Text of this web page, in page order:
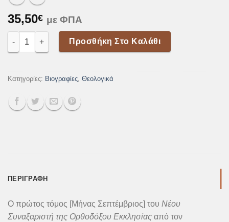
35,50€ με ΦΠΑ
Νέος Συναξαριστής της Ορθοδόξου Εκκλησίας, Τόμος Α’
Προσθήκη Στο Καλάθι
Κατηγορίες: Βιογραφίες, Θεολογικά
ΠΕΡΙΓΡΑΦΉ
Ο πρώτος τόμος [Μήνας Σεπτέμβριος] του Νέου
Συναξαριστή της Ορθοδόξου Εκκλησίας από τον